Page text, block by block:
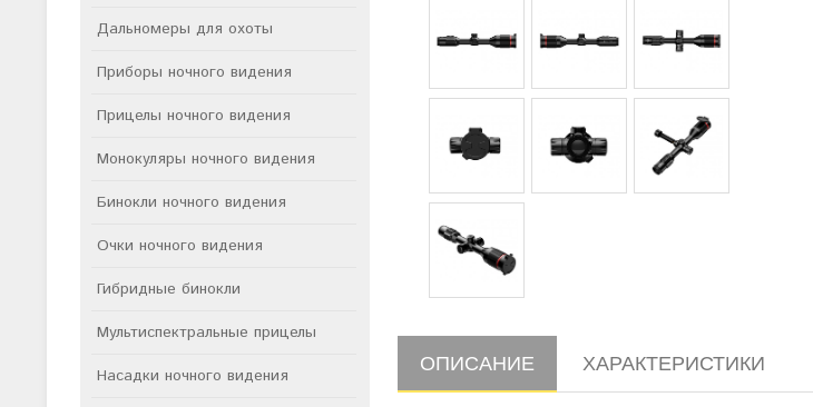
Дальномеры для охоты
Приборы ночного видения
Прицелы ночного видения
Монокуляры ночного видения
Бинокли ночного видения
Очки ночного видения
Гибридные бинокли
Мультиспектральные прицелы
Насадки ночного видения
ОПИСАНИЕ ХАРАКТЕРИСТИКИ